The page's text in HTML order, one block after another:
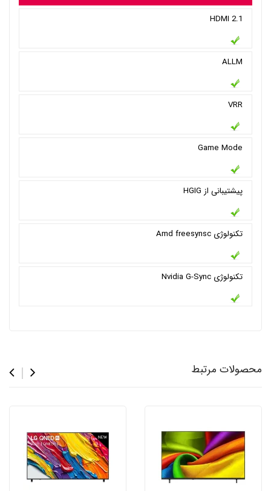
HDMI 2.1
ALLM
VRR
Game Mode
پیشتیبانی از HGIG
تکنولوژی Amd freesynsc
تکنولوژی Nvidia G-Sync
محصولات مرتبط